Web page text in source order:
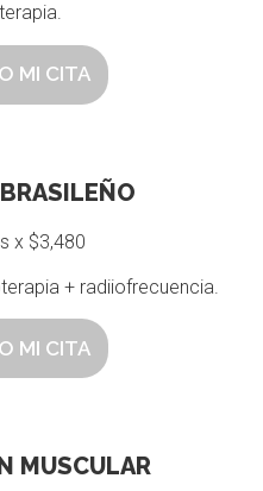
MI CITA
x $3,480
+ radiiofrecuencia.
MI CITA
MUSCULAR